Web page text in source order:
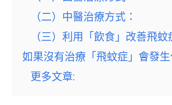
（二）中醫治療方式：
（三）利用「飲食」改善飛蚊
如果沒有治療「飛蚊症」會發生
更多文章: